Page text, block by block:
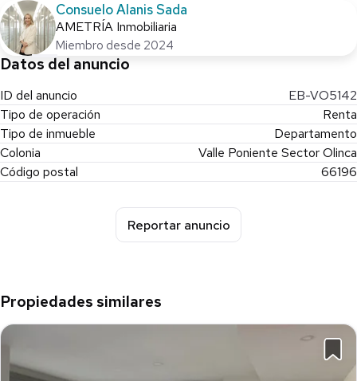
Consuelo Alanis Sada
AMETRÍA Inmobiliaria
Miembro desde 2024
Datos del anuncio
ID del anuncio
EB-VO5142
Tipo de operación
Renta
Tipo de inmueble
Departamento
Colonia
Valle Poniente Sector Olinca
Código postal
66196
Reportar anuncio
Propiedades similares